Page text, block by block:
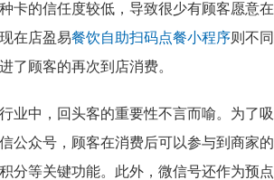
卡的信任度较低，导致很少有顾客愿意
在店盈易餐饮自助扫码点餐小程序则不
了顾客的再次到店消费。
业中，回头客的重要性不言而喻。为了
公众号，顾客在消费后可以参与到商家
分等关键功能。此外，微信号还作为预